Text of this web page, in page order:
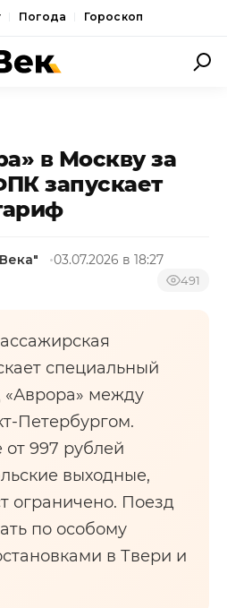
Погода Гороскоп
в Москву за
запускает
03.07.2026 в 18:27
491
специальный
«Аврора» между
Петербургом.
997 рублей
выходные,
ограничено. Поезд
по особому
в Твери и